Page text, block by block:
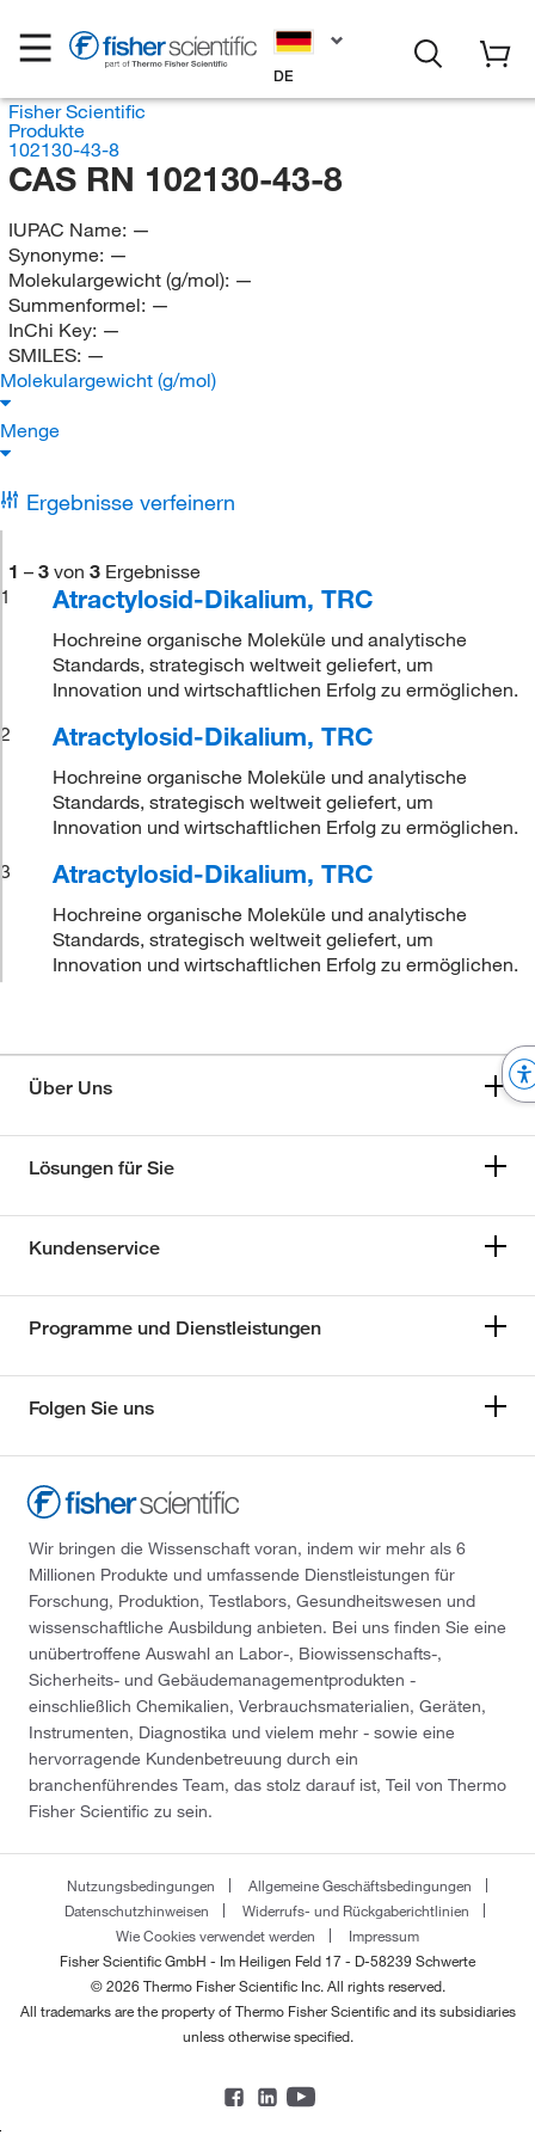
DE
Fisher Scientific
Produkte
102130-43-8
CAS RN 102130-43-8
IUPAC Name: —
Synonyme: —
Molekulargewicht (g/mol): —
Summenformel: —
InChi Key: —
SMILES: —
Molekulargewicht (g/mol)
Menge
Ergebnisse verfeinern
1 – 3 von 3 Ergebnisse
1
Atractylosid-Dikalium, TRC
Hochreine organische Moleküle und analytische
Standards, strategisch weltweit geliefert, um
Innovation und wirtschaftlichen Erfolg zu ermöglichen.
2
Atractylosid-Dikalium, TRC
Hochreine organische Moleküle und analytische
Standards, strategisch weltweit geliefert, um
Innovation und wirtschaftlichen Erfolg zu ermöglichen.
3
Atractylosid-Dikalium, TRC
Hochreine organische Moleküle und analytische
Standards, strategisch weltweit geliefert, um
Innovation und wirtschaftlichen Erfolg zu ermöglichen.
Über Uns
Lösungen für Sie
Kundenservice
Programme und Dienstleistungen
Folgen Sie uns
Wir bringen die Wissenschaft voran, indem wir mehr als 6
Millionen Produkte und umfassende Dienstleistungen für
Forschung, Produktion, Testlabors, Gesundheitswesen und
wissenschaftliche Ausbildung anbieten. Bei uns finden Sie eine
unübertroffene Auswahl an Labor-, Biowissenschafts-,
Sicherheits- und Gebäudemanagementprodukten -
einschließlich Chemikalien, Verbrauchsmaterialien, Geräten,
Instrumenten, Diagnostika und vielem mehr - sowie eine
hervorragende Kundenbetreuung durch ein
branchenführendes Team, das stolz darauf ist, Teil von Thermo
Fisher Scientific zu sein.
Nutzungsbedingungen
Allgemeine Geschäftsbedingungen
Datenschutzhinweisen
Widerrufs- und Rückgaberichtlinien
Wie Cookies verwendet werden
Impressum
Fisher Scientific GmbH - Im Heiligen Feld 17 - D-58239 Schwerte
© 2026 Thermo Fisher Scientific Inc. All rights reserved.
All trademarks are the property of Thermo Fisher Scientific and its subsidiaries
unless otherwise specified.